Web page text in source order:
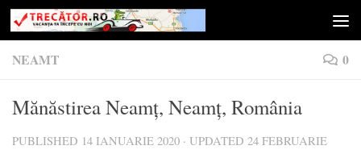
Skip to content
NEAMT 0
Mănăstirea Neamț, Neamț, România
PUBLISHED 14 IANUARIE 2020 · UPDATED 24 FEBRUARIE